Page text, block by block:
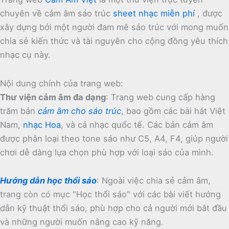
chuyên về cảm âm sáo trúc sheet nhạc miễn phí , được
xây dựng bởi một người đam mê sáo trúc với mong muốn
chia sẻ kiến thức và tài nguyên cho cộng đồng yêu thích
nhạc cụ này.
Nội dung chính của trang web:
Thư viện cảm âm đa dạng: Trang web cung cấp hàng
trăm bản cảm âm cho sáo trúc, bao gồm các bài hát Việt
Nam, nhạc Hoa, và cả nhạc quốc tế. Các bản cảm âm
được phân loại theo tone sáo như C5, A4, F4, giúp người
chơi dễ dàng lựa chọn phù hợp với loại sáo của mình.
Hướng dẫn học thổi sáo: Ngoài việc chia sẻ cảm âm,
trang còn có mục "Học thổi sáo" với các bài viết hướng
dẫn kỹ thuật thổi sáo, phù hợp cho cả người mới bắt đầu
và những người muốn nâng cao kỹ năng.